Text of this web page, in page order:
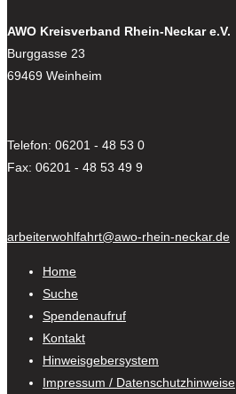
AWO Kreisverband Rhein-Neckar e.V.
Burggasse 23
69469 Weinheim
Telefon: 06201 - 48 53 0
Fax: 06201 - 48 53 49 9
arbeiterwohlfahrt@awo-rhein-neckar.de
Home
Suche
Spendenaufruf
Kontakt
Hinweisgebersystem
Impressum / Datenschutzhinweise